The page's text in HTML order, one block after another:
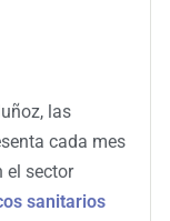
las
cada mes
el sector
sanitarios